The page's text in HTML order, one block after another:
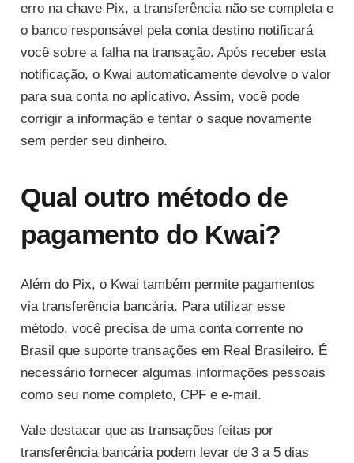
erro na chave Pix, a transferência não se completa e
o banco responsável pela conta destino notificará
você sobre a falha na transação. Após receber esta
notificação, o Kwai automaticamente devolve o valor
para sua conta no aplicativo. Assim, você pode
corrigir a informação e tentar o saque novamente
sem perder seu dinheiro.
Qual outro método de
pagamento do Kwai?
Além do Pix, o Kwai também permite pagamentos
via transferência bancária. Para utilizar esse
método, você precisa de uma conta corrente no
Brasil que suporte transações em Real Brasileiro. É
necessário fornecer algumas informações pessoais
como seu nome completo, CPF e e-mail.
Vale destacar que as transações feitas por
transferência bancária podem levar de 3 a 5 dias